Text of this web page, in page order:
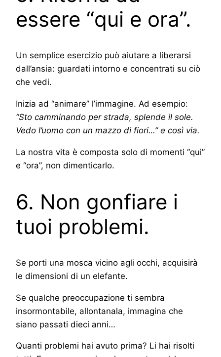
essere “qui e ora”.
Un semplice esercizio può aiutare a liberarsi
dall’ansia: guardati intorno e concentrati su ciò
che vedi.
Inizia ad “animare” l’immagine. Ad esempio:
“Sto camminando per strada, splende il sole.
Vedo l’uomo con un mazzo di fiori…” e così via.
La nostra vita è composta solo di momenti “qui”
e “ora”, non dimenticarlo.
6. Non gonfiare i
tuoi problemi.
Se porti una mosca vicino agli occhi, acquisirà
le dimensioni di un elefante.
Se qualche preoccupazione ti sembra
insormontabile, allontanala, immagina che
siano passati dieci anni…
Quanti problemi hai avuto prima? Li hai risolti